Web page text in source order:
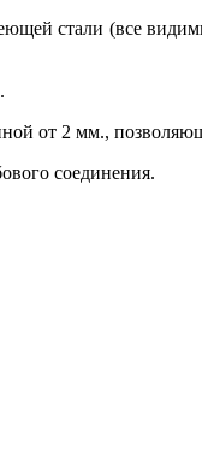
стали (все
.
от 2 мм.,
соединения.